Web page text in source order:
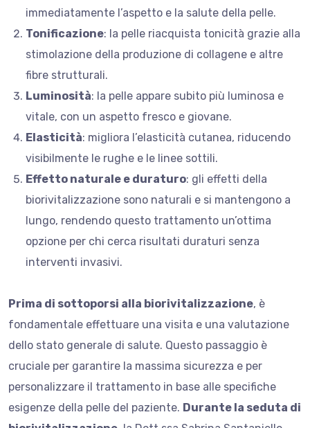
immediatamente l’aspetto e la salute della pelle.
Tonificazione: la pelle riacquista tonicità grazie alla
stimolazione della produzione di collagene e altre
fibre strutturali.
Luminosità: la pelle appare subito più luminosa e
vitale, con un aspetto fresco e giovane.
Elasticità: migliora l’elasticità cutanea, riducendo
visibilmente le rughe e le linee sottili.
Effetto naturale e duraturo: gli effetti della
biorivitalizzazione sono naturali e si mantengono a
lungo, rendendo questo trattamento un’ottima
opzione per chi cerca risultati duraturi senza
interventi invasivi.
Prima di sottoporsi alla biorivitalizzazione, è
fondamentale effettuare una visita e una valutazione
dello stato generale di salute. Questo passaggio è
cruciale per garantire la massima sicurezza e per
personalizzare il trattamento in base alle specifiche
esigenze della pelle del paziente. Durante la seduta di